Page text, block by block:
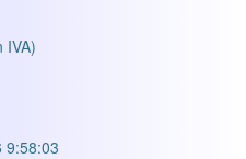
IVA)